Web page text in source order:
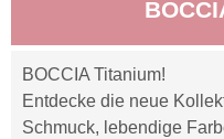
BOCCIA Titanium!
Entdecke die neue
Schmuck, lebendige